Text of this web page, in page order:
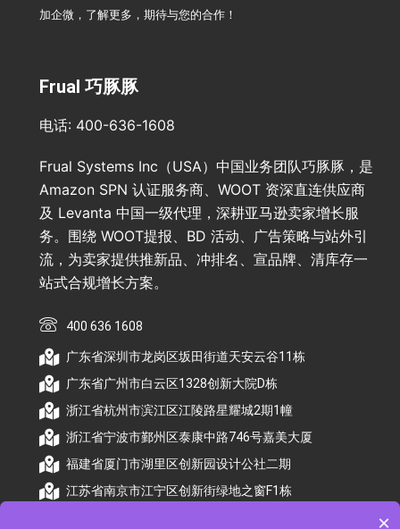
加企微，了解更多，期待与您的合作！
Frual 巧豚豚
电话: 400-636-1608
Frual Systems Inc（USA）中国业务团队巧豚豚，是
Amazon SPN 认证服务商、WOOT 资深直连供应商
及 Levanta 中国一级代理，深耕亚马逊卖家增长服
务。围绕 WOOT提报、BD 活动、广告策略与站外引
流，为卖家提供推新品、冲排名、宣品牌、清库存一
站式合规增长方案。
400 636 1608
广东省深圳市龙岗区坂田街道天安云谷11栋
广东省广州市白云区1328创新大院D栋
浙江省杭州市滨江区江陵路星耀城2期1幢
浙江省宁波市鄞州区泰康中路746号嘉美大厦
福建省厦门市湖里区创新园设计公社二期
江苏省南京市江宁区创新街绿地之窗F1栋
×